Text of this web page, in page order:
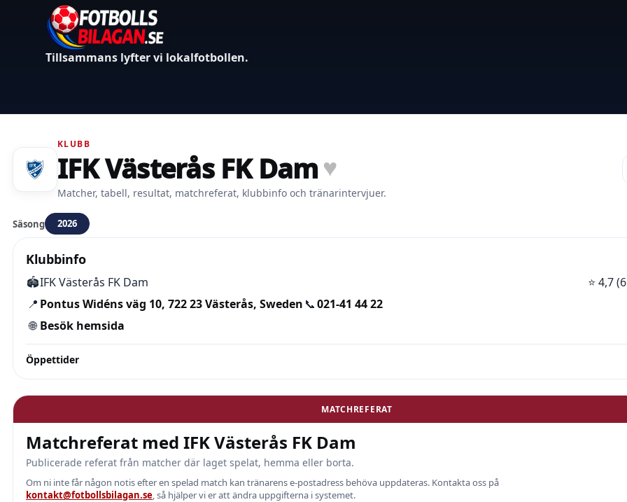
Tillsammans lyfter vi lokalfotbollen.
KLUBB
IFK Västerås FK Dam ♥
Matcher, tabell, resultat, matchreferat, klubbinfo och tränarintervjuer.
Säsong 2026
Klubbinfo
🏟️IFK Västerås FK Dam ⭐ 4,7
📍 Pontus Widéns väg 10, 722 23 Västerås, Sweden 📞021-41 44 22
🌐 Besök hemsida
Öppettider
MATCHREFERAT
Matchreferat med IFK Västerås FK Dam
Publicerade referat från matcher där laget spelat, hemma eller borta.
Om ni inte får någon notis efter en spelad match kan tränarens e-postadress behöva uppdateras. Kontakta oss på
kontakt@fotbollsbilagan.se, så hjälper vi er att ändra uppgifterna i systemet.